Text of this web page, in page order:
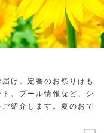
け。定番のお祭りはも
、プール情報など、シ
紹介します。夏のおで